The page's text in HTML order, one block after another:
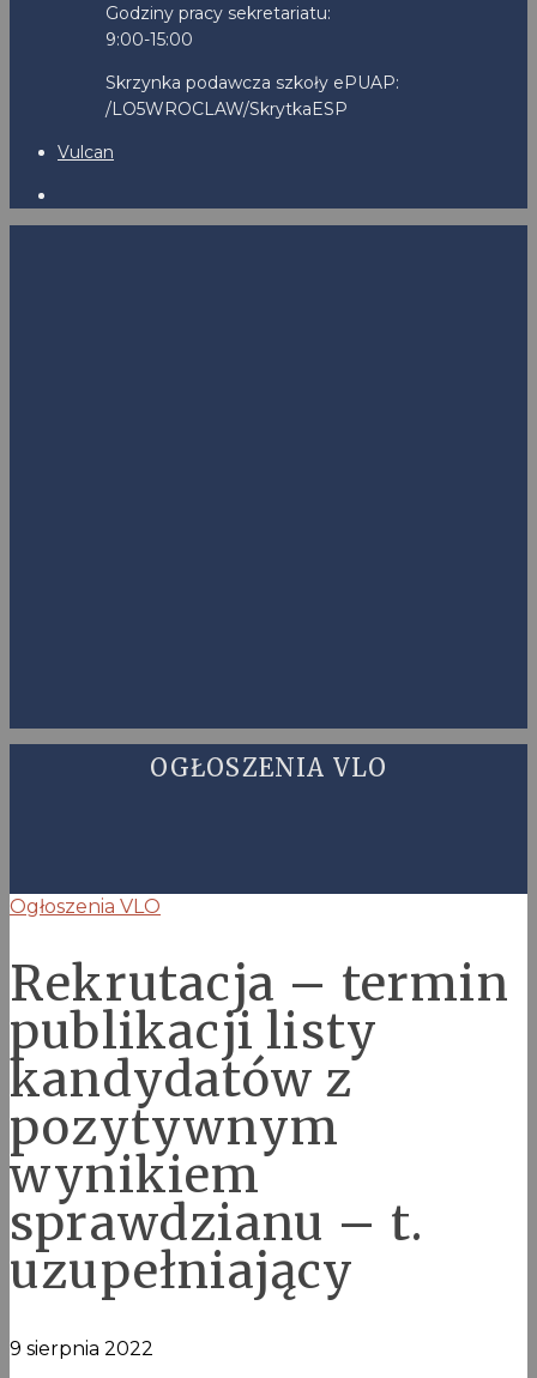
Godziny pracy sekretariatu:
9:00-15:00
Skrzynka podawcza szkoły ePUAP:
/LO5WROCLAW/SkrytkaESP
Vulcan
OGŁOSZENIA VLO
Ogłoszenia VLO
Rekrutacja – termin
publikacji listy
kandydatów z
pozytywnym
wynikiem
sprawdzianu – t.
uzupełniający
9 sierpnia 2022